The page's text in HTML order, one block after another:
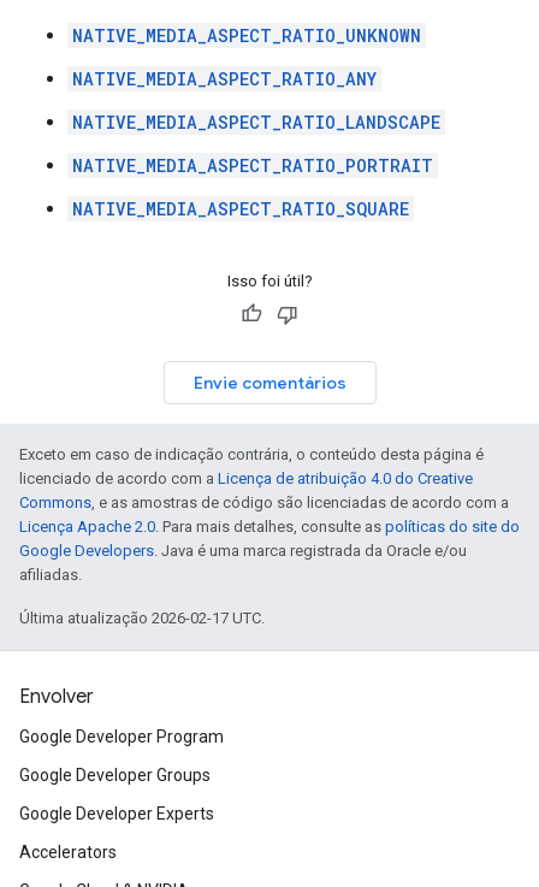
NATIVE_MEDIA_ASPECT_RATIO_UNKNOWN
NATIVE_MEDIA_ASPECT_RATIO_ANY
NATIVE_MEDIA_ASPECT_RATIO_LANDSCAPE
NATIVE_MEDIA_ASPECT_RATIO_PORTRAIT
NATIVE_MEDIA_ASPECT_RATIO_SQUARE
Isso foi útil?
Envie comentários
Exceto em caso de indicação contrária, o conteúdo desta página é
licenciado de acordo com a Licença de atribuição 4.0 do Creative
Commons, e as amostras de código são licenciadas de acordo com a
Licença Apache 2.0. Para mais detalhes, consulte as políticas do site do
Google Developers. Java é uma marca registrada da Oracle e/ou
afiliadas.
Última atualização 2026-02-17 UTC.
Envolver
Google Developer Program
Google Developer Groups
Google Developer Experts
Accelerators